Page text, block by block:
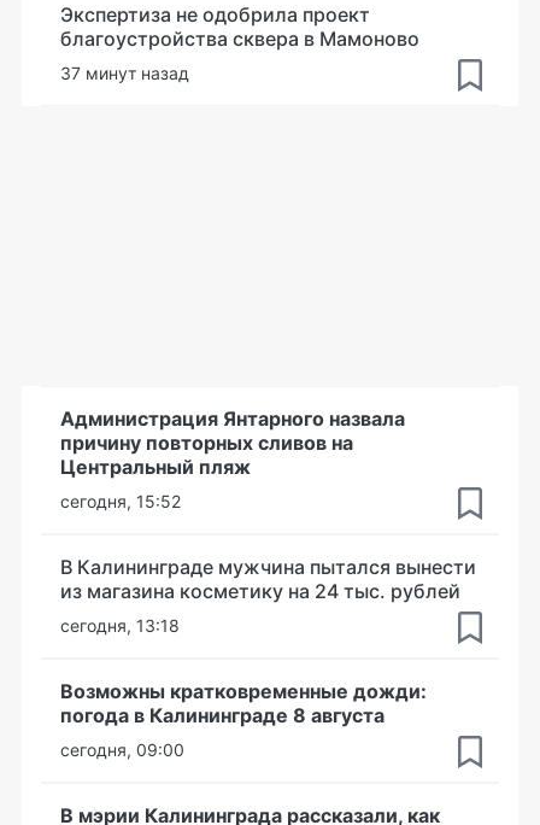
Экспертиза не одобрила проект
благоустройства сквера в Мамоново
37 минут назад
Администрация Янтарного назвала
причину повторных сливов на
Центральный пляж
сегодня, 15:52
В Калининграде мужчина пытался вынести
из магазина косметику на 24 тыс. рублей
сегодня, 13:18
Возможны кратковременные дожди:
погода в Калининграде 8 августа
сегодня, 09:00
В мэрии Калининграда рассказали, как